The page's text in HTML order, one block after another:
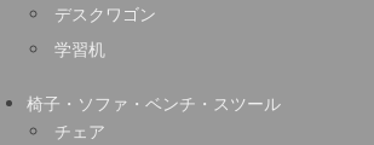
デスクワゴン
学習机
椅子・ソファ・ベンチ・スツール
チェア